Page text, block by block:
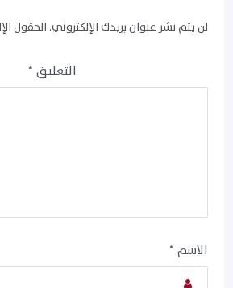
لن يتم نشر عنوان بريدك الإلكتروني. الحقول
التعليق *
الاسم *